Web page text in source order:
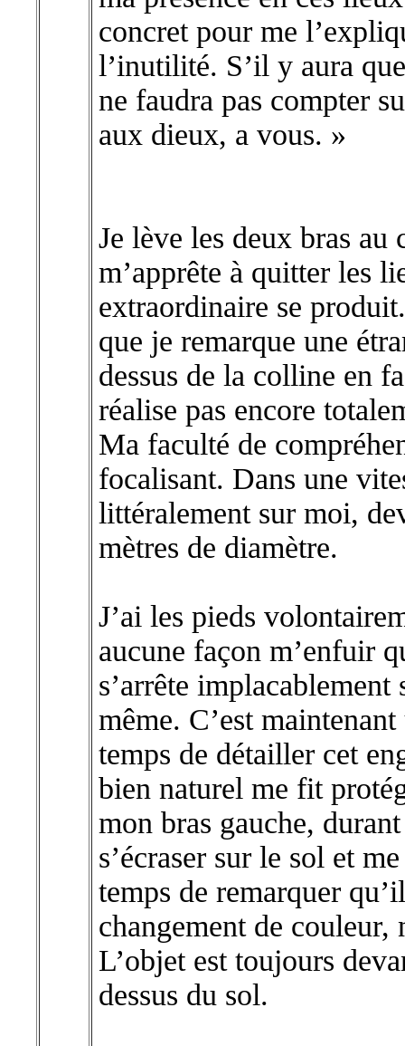
concret pour me
l’inutilité. S’il y aura
ne faudra pas compter
aux dieux, a vous. »
Je lève les deux bras
m’apprête à quitter les
extraordinaire se
que je remarque une
dessus de la colline en
réalise pas encore
Ma faculté de
focalisant. Dans une
littéralement sur moi,
mètres de diamètre.
J’ai les pieds
aucune façon m’enfuir
s’arrête
même. C’est
temps de détailler cet
bien naturel me fit
mon bras gauche,
s’écraser sur le sol et
temps de remarquer
changement de
L’objet est toujours
dessus du sol.